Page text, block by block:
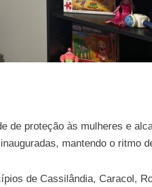
de proteção às mulheres e
mantendo o ritmo
de Cassilândia, Caracol,